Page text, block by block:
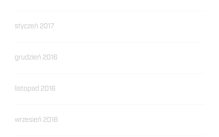
styczeń 2017
grudzień 2016
listopad 2016
wrzesień 2016